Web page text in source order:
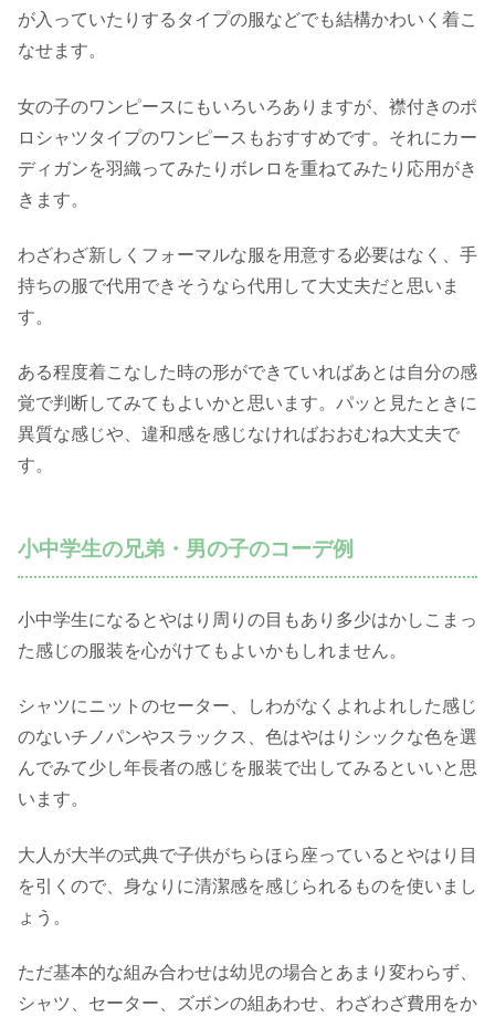
が入っていたりするタイプの服などでも結構かわいく着こ
なせます。
女の子のワンピースにもいろいろありますが、襟付きのポ
ロシャツタイプのワンピースもおすすめです。それにカー
ディガンを羽織ってみたりボレロを重ねてみたり応用がき
きます。
わざわざ新しくフォーマルな服を用意する必要はなく、手
持ちの服で代用できそうなら代用して大丈夫だと思いま
す。
ある程度着こなした時の形ができていればあとは自分の感
覚で判断してみてもよいかと思います。パッと見たときに
異質な感じや、違和感を感じなければおおむね大丈夫で
す。
小中学生の兄弟・男の子のコーデ例
小中学生になるとやはり周りの目もあり多少はかしこまっ
た感じの服装を心がけてもよいかもしれません。
シャツにニットのセーター、しわがなくよれよれした感じ
のないチノパンやスラックス、色はやはりシックな色を選
んでみて少し年長者の感じを服装で出してみるといいと思
います。
大人が大半の式典で子供がちらほら座っているとやはり目
を引くので、身なりに清潔感を感じられるものを使いまし
ょう。
ただ基本的な組み合わせは幼児の場合とあまり変わらず、
シャツ、セーター、ズボンの組あわせ、わざわざ費用をか